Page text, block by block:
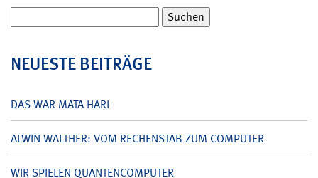
nach:
NEUESTE BEITRÄGE
DAS WAR MATA HARI
ALWIN WALTHER: VOM RECHENSTAB ZUM COMPUTER
WIR SPIELEN QUANTENCOMPUTER